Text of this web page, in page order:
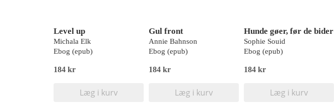
Level up
Michala Elk
Ebog (epub)
184 kr
Læg i kurv
Gul front
Annie Bahnson
Ebog (epub)
184 kr
Læg i kurv
Hunde gøer, før de bider
Sophie Souid
Ebog (epub)
184 kr
Læg i kurv